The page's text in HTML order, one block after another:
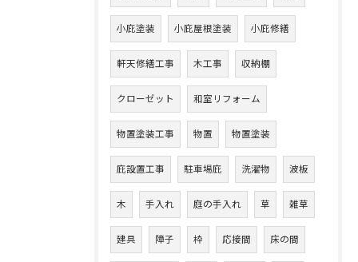
小庇塗装 小庇屋根塗装 小庇修繕
軒天修繕工事 木工事 収納棚
クローゼット 和室リフォーム
物置塗装工事 物置 物置塗装
庇設置工事 駐車場庇 洗濯物 波板
木 手入れ 庭の手入れ 草 雑草
建具 障子 枠 応接間 床の間